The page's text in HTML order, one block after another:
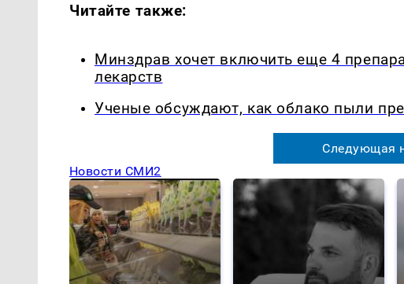
Читайте также:
Минздрав хочет включить еще 4
лекарств
Ученые обсуждают, как облако пыли
Следующая
Новости СМИ2